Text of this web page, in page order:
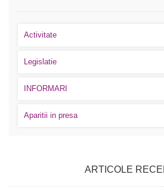
Activitate
Legislatie
INFORMARI
Aparitii in presa
ARTICOLE